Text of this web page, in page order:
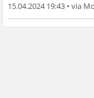
15.04.2024 19:43 •